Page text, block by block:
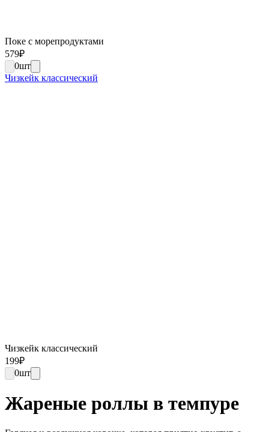
Поке с морепродуктами
579₽
0шт
Чизкейк классический
Чизкейк классический
199₽
0шт
Жареные роллы в темпуре